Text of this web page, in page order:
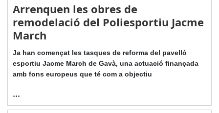
Arrenquen les obres de
remodelació del Poliesportiu Jacme
March
Ja han començat les tasques de reforma del pavelló
esportiu Jacme March de Gavà, una actuació finançada
amb fons europeus que té com a objectiu
...